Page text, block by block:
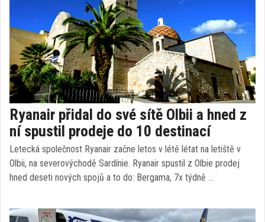
Ryanair přidal do své sítě Olbii a hned z
ní spustil prodeje do 10 destinací
Letecká společnost Ryanair začne letos v létě létat na letiště v
Olbii, na severovýchodě Sardínie. Ryanair spustil z Olbie prodej
hned deseti nových spojů a to do: Bergama, 7x týdně …